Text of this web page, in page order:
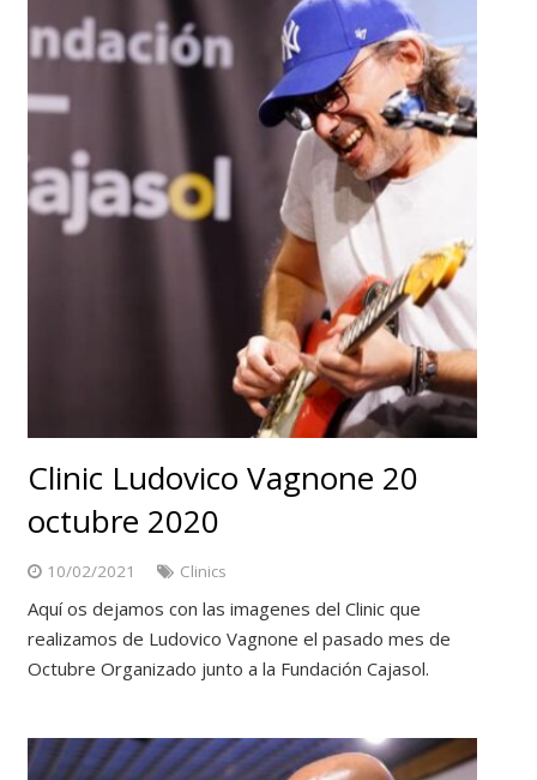
Clinic Ludovico Vagnone 20
octubre 2020
10/02/2021 Clinics
Aquí os dejamos con las imagenes del Clinic que
realizamos de Ludovico Vagnone el pasado mes de
Octubre Organizado junto a la Fundación Cajasol.